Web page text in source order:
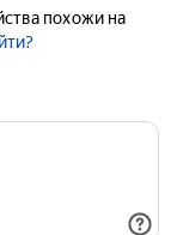
похожи на